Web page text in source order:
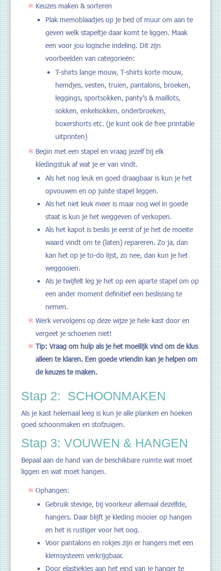
Keuzes maken & sorteren
Plak memoblaadjes op je bed of muur om aan te
geven welk stapeltje daar komt te liggen. Maak
een voor jou logische indeling. Dit zijn
voorbeelden van categorieën:
T-shirts lange mouw, T-shirts korte mouw,
hemdjes, vesten, truien, pantalons, broeken,
leggings, sportsokken, panty’s & maillots,
sokken, enkelsokken, onderbroeken,
boxershorts etc. (je kunt ook de free printable
uitprinten)
Begin met een stapel en vraag jezelf bij elk
kledingstuk af wat je er van vindt.
Als het nog leuk en goed draagbaar is kun je het
opvouwen en op juiste stapel leggen.
Als het niet leuk meer is maar nog wel in goede
staat is kun je het weggeven of verkopen.
Als het kapot is beslis je eerst of je het de moeite
waard vindt om te (laten) repareren. Zo ja, dan
kan het op je to-do lijst, zo nee, dan kun je het
weggooien.
Als je twijfelt leg je het op een aparte stapel om op
een ander moment definitief een beslissing te
nemen.
Werk vervolgens op deze wijze je hele kast door en
vergeet je schoenen niet!
Tip: Vraag om hulp als je het moeilijk vind om de klus
alleen te klaren. Een goede vriendin kan je helpen om
de keuzes te maken.
Stap 2: SCHOONMAKEN
Als je kast helemaal leeg is kun je alle planken en hoeken
goed schoonmaken en stofzuigen.
Stap 3: VOUWEN & HANGEN
Bepaal aan de hand van de beschikbare ruimte wat moet
liggen en wat moet hangen.
Ophangen:
Gebruik stevige, bij voorkeur allemaal dezelfde,
hangers. Daar blijft je kleding mooier op hangen
en het is rustiger voor het oog.
Voor pantalons en rokjes zijn er hangers met een
klemsysteem verkrijgbaar.
Door elastiekjes aan het eind van je hanger te